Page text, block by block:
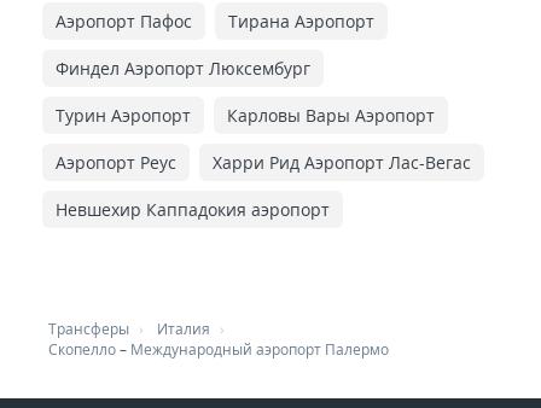
Аэропорт Пафос Тирана Аэропорт
Финдел Аэропорт Люксембург
Турин Аэропорт Карловы Вары Аэропорт
Аэропорт Реус Харри Рид Аэропорт Лас-Вегас
Невшехир Каппадокия аэропорт
Трансферы
Италия
Скопелло– Международный аэропорт Палермо